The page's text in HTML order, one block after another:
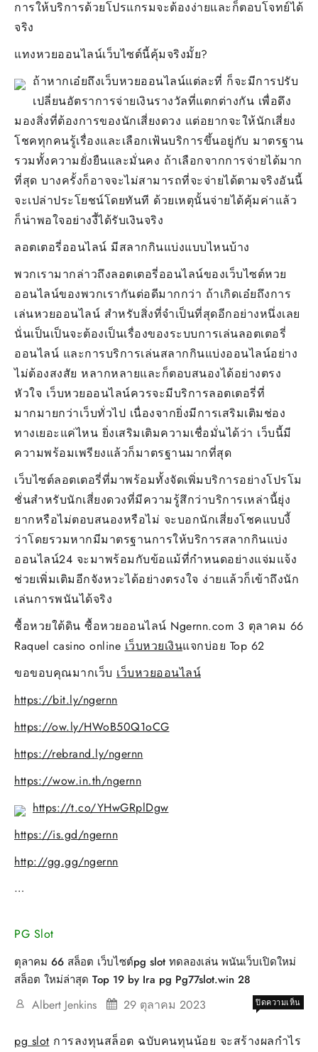
การให้บริการด้วยโปรแกรมจะต้องง่ายและก็ตอบโจทย์ได้
จริง
แทงหวยออนไลน์เว็บไซต์นี้คุ้มจริงมั้ย?
ถ้าหากเอ๋ยถึงเว็บหวยออนไลน์แต่ละที่ ก็จะมีการปรับ
เปลี่ยนอัตราการจ่ายเงินรางวัลที่แตกต่างกัน เพื่อดึง
มองสิ่งที่ต้องการของนักเสี่ยงดวง แต่อยากจะให้นักเสี่ยง
โชคทุกคนรู้เรื่องและเลือกเฟ้นบริการขึ้นอยู่กับ มาตรฐาน
รวมทั้งความยั่งยืนและมั่นคง ถ้าเลือกจากการจ่ายได้มาก
ที่สุด บางครั้งก็อาจจะไม่สามารถที่จะจ่ายได้ตามจริงอันนี้
จะเปล่าประโยชน์โดยทันที ด้วยเหตุนั้นจ่ายได้คุ้มค่าแล้ว
ก็น่าพอใจอย่างงี้ได้รับเงินจริง
ลอตเตอรี่ออนไลน์ มีสลากกินแบ่งแบบไหนบ้าง
พวกเรามากล่าวถึงลอตเตอรี่ออนไลน์ของเว็บไซต์หวย
ออนไลน์ของพวกเรากันต่อดีมากกว่า ถ้าเกิดเอ๋ยถึงการ
เล่นหวยออนไลน์ สำหรับสิ่งที่จำเป็นที่สุดอีกอย่างหนึ่งเลย
นั่นเป็นเป็นจะต้องเป็นเรื่องของระบบการเล่นลอตเตอรี่
ออนไลน์ และการบริการเล่นสลากกินแบ่งออนไลน์อย่าง
ไม่ต้องสงสัย หลากหลายและก็ตอบสนองได้อย่างตรง
หัวใจ เว็บหวยออนไลน์ควรจะมีบริการลอตเตอรี่ที่
มากมายกว่าเว็บทั่วไป เนื่องจากยิ่งมีการเสริมเติมช่อง
ทางเยอะแค่ไหน ยิ่งเสริมเติมความเชื่อมั่นได้ว่า เว็บนี้มี
ความพร้อมเพรียงแล้วก็มาตรฐานมากที่สุด
เว็บไซต์ลอตเตอรี่ที่มาพร้อมทั้งจัดเพิ่มบริการอย่างโปรโม
ชั่นสำหรับนักเสี่ยงดวงที่มีความรู้สึกว่าบริการเหล่านี้ยุ่ง
ยากหรือไม่ตอบสนองหรือไม่ จะบอกนักเสี่ยงโชคแบบงี้
ว่าโดยรวมหากมีมาตรฐานการให้บริการสลากกินแบ่ง
ออนไลน์24 จะมาพร้อมกับข้อแม้ที่กำหนดอย่างแจ่มแจ้ง
ช่วยเพิ่มเติมอีกจังหวะได้อย่างตรงใจ ง่ายแล้วก็เข้าถึงนัก
เล่นการพนันได้จริง
ซื้อหวยใต้ดิน ซื้อหวยออนไลน์ Ngernn.com 3 ตุลาคม 66
Raquel casino online เว็บหวยเงินแจกบ่อย Top 62
ขอขอบคุณมากเว็บ เว็บหวยออนไลน์
https://bit.ly/ngernn
https://ow.ly/HWoB50Q1oCG
https://rebrand.ly/ngernn
https://wow.in.th/ngernn
https://t.co/YHwGRplDgw
https://is.gd/ngernn
http://gg.gg/ngernn
…
PG Slot
ตุลาคม 66 สล็อต เว็บไซต์pg slot ทดลองเล่น พนันเว็บเปิดใหม่
สล็อต ใหม่ล่าสุด Top 19 by Ira pg Pg77slot.win 28
Albert Jenkins 29 ตุลาคม 2023 ปิดความเห็นบน
pg slot การลงทุนสล็อต ฉบับคนทุนน้อย จะสร้างผลกำไร